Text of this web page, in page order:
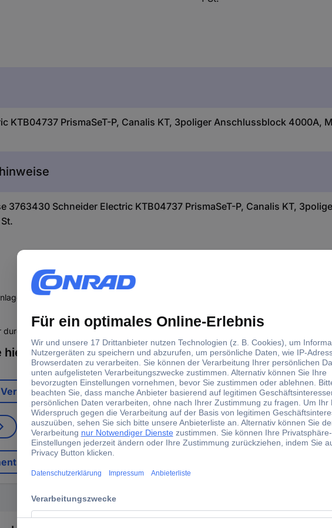
KTB04737 PrismaSeT-P, Canalis KT, 3poliger Anschlussblock 4000A,
3763430 Schneider Electric KTB04737 PrismaSeT-P, Canalis KT,
bis 4000A an MTZ2, fest oder Einschub mit Bauartnachweis Version: 3 Polarität:
Fachhandwerker
Verbindungsklemmen, Einzeladerverbinder LS-Schalter
FI-Schalter Verteilerschränke
Sortimentskoffer